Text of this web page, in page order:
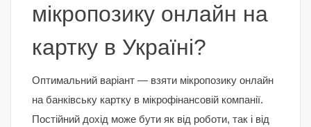
мікропозику онлайн на
картку в Україні?
Оптимальний варіант — взяти мікропозику онлайн
на банківську картку в мікрофінансовій компанії.
Постійний дохід може бути як від роботи, так і від